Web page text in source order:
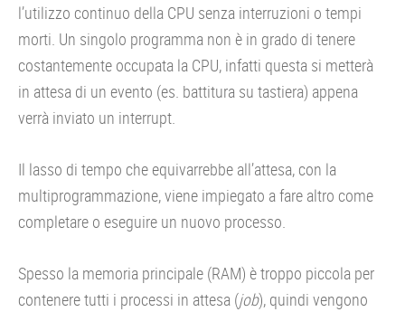
l’utilizzo continuo della CPU senza interruzioni o tempi
morti. Un singolo programma non è in grado di tenere
costantemente occupata la CPU, infatti questa si metterà
in attesa di un evento (es. battitura su tastiera) appena
verrà inviato un interrupt.
Il lasso di tempo che equivarrebbe all’attesa, con la
multiprogrammazione, viene impiegato a fare altro come
completare o eseguire un nuovo processo.
Spesso la memoria principale (RAM) è troppo piccola per
contenere tutti i processi in attesa (job), quindi vengono